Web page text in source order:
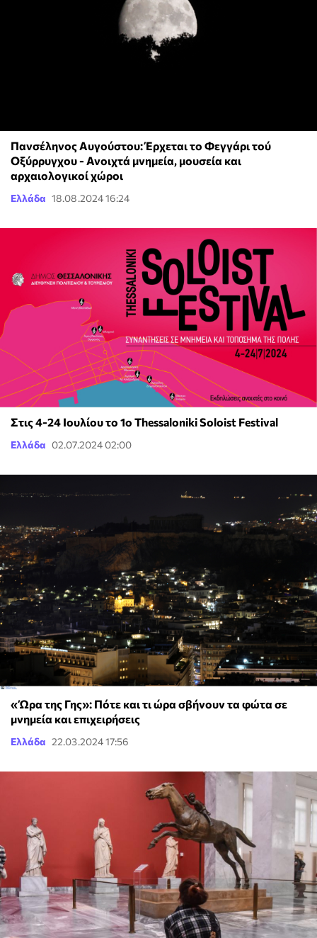
Πανσέληνος Αυγούστου: Έρχεται το Φεγγάρι τού
Οξύρρυγχου - Ανοιχτά μνημεία, μουσεία και
αρχαιολογικοί χώροι
Ελλάδα 18.08.2024 16:24
Στις 4-24 Ιουλίου το 1ο Thessaloniki Soloist Festival
Ελλάδα 02.07.2024 02:00
«Ώρα της Γης»: Πότε και τι ώρα σβήνουν τα φώτα σε
μνημεία και επιχειρήσεις
Ελλάδα 22.03.2024 17:56